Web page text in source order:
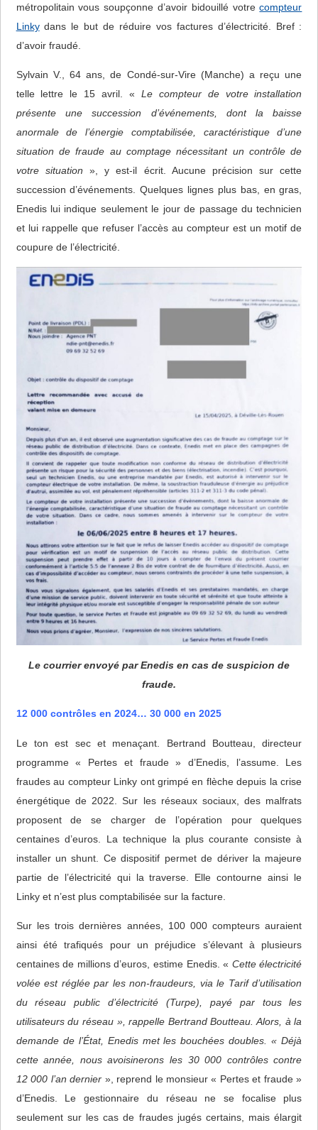
métropolitain vous soupçonne d’avoir bidouillé votrecompteur
Linkydans le but de réduire vos factures d’électricité. Bref :
d’avoir fraudé.
Sylvain V., 64 ans, de Condé-sur-Vire (Manche) a reçu une
telle lettre le 15 avril. « Le compteur de votre installation
présente une succession d’événements, dont la baisse
anormale de l’énergie comptabilisée, caractéristique d’une
situation de fraude au comptage nécessitant un contrôle de
votre situation », y est-il écrit. Aucune précision sur cette
succession d’événements. Quelques lignes plus bas, en gras,
Enedis lui indique seulement le jour de passage du technicien
et lui rappelle que refuser l’accès au compteur est un motif de
coupure de l’électricité.
Le courrier envoyé par Enedis en cas de suspicion de
fraude.
12 000 contrôles en 2024… 30 000 en 2025
Le ton est sec et menaçant. Bertrand Boutteau, directeur
programme « Pertes et fraude » d’Enedis, l’assume. Les
fraudes au compteur Linky ont grimpé en flèche depuis la crise
énergétique de 2022. Sur les réseaux sociaux, des malfrats
proposent de se charger de l’opération pour quelques
centaines d’euros. La technique la plus courante consiste à
installer un shunt. Ce dispositif permet de dériver la majeure
partie de l’électricité qui la traverse. Elle contourne ainsi le
Linky et n’est plus comptabilisée sur la facture.
Sur les trois dernières années, 100 000 compteurs auraient
ainsi été trafiqués pour un préjudice s’élevant à plusieurs
centaines de millions d’euros, estime Enedis. « Cette électricité
volée est réglée par les non-fraudeurs, via le Tarif d’utilisation
du réseau public d’électricité (Turpe), payé par tous les
utilisateurs du réseau », rappelle Bertrand Boutteau. Alors, à la
demande de l’État, Enedis met les bouchées doubles. « Déjà
cette année, nous avoisinerons les 30 000 contrôles contre
12 000 l’an dernier », reprend le monsieur « Pertes et fraude »
d’Enedis. Le gestionnaire du réseau ne se focalise plus
seulement sur les cas de fraudes jugés certains, mais élargit